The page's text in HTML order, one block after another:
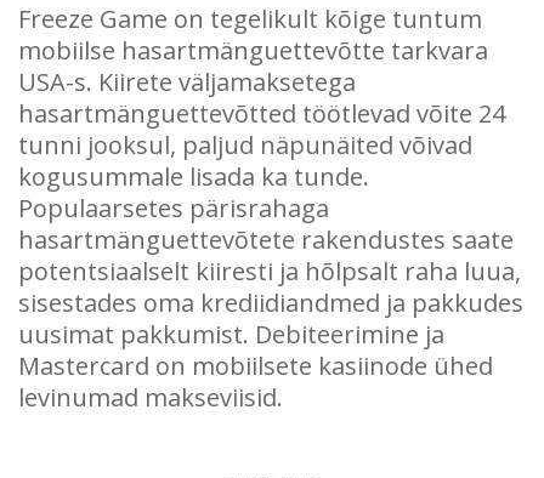
Freeze Game on tegelikult kõige tuntum
mobiilse hasartmänguettevõtte tarkvara
USA-s. Kiirete väljamaksetega
hasartmänguettevõtted töötlevad võite 24
tunni jooksul, paljud näpunäited võivad
kogusummale lisada ka tunde.
Populaarsetes pärisrahaga
hasartmänguettevõtete rakendustes saate
potentsiaalselt kiiresti ja hõlpsalt raha luua,
sisestades oma krediidiandmed ja pakkudes
uusimat pakkumist. Debiteerimine ja
Mastercard on mobiilsete kasiinode ühed
levinumad makseviisid.